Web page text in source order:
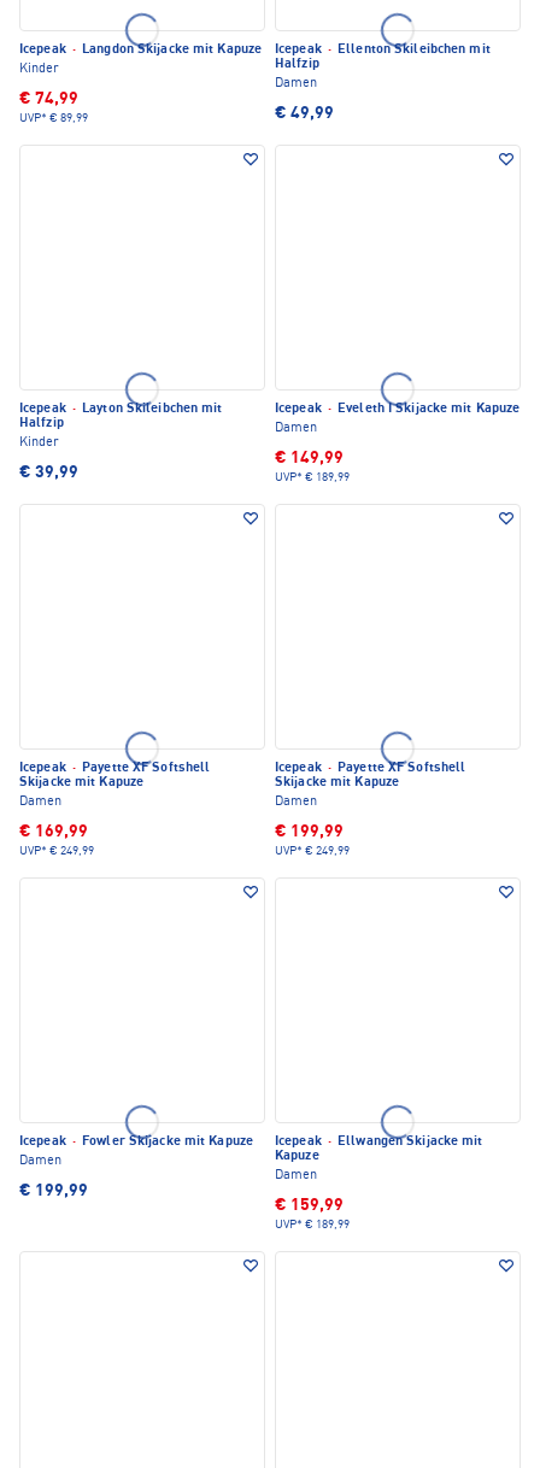
Icepeak · Langdon Skijacke mit Kapuze
Kinder
€ 74,99
UVP* € 89,99
Icepeak · Ellenton Skileibchen mit
Halfzip
Damen
€ 49,99
Icepeak · Layton Skileibchen mit
Halfzip
Kinder
€ 39,99
Icepeak · Eveleth I Skijacke mit Kapuze
Damen
€ 149,99
UVP* € 189,99
Icepeak · Payette XF Softshell
Skijacke mit Kapuze
Damen
€ 169,99
UVP* € 249,99
Icepeak · Payette XF Softshell
Skijacke mit Kapuze
Damen
€ 199,99
UVP* € 249,99
Icepeak · Fowler Skijacke mit Kapuze
Damen
€ 199,99
Icepeak · Ellwangen Skijacke mit
Kapuze
Damen
€ 159,99
UVP* € 189,99